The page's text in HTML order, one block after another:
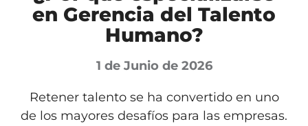
en Gerencia del Talento
Humano?
1 de Junio de 2026
Retener talento se ha convertido en uno
de los mayores desafíos para las empresas.